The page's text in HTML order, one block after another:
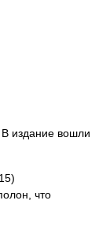
издание вошли
что